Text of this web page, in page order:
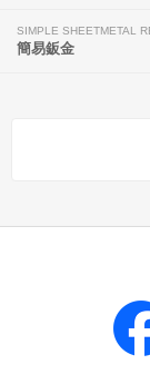
SIMPLE SHEETMETAL
簡易鈑金